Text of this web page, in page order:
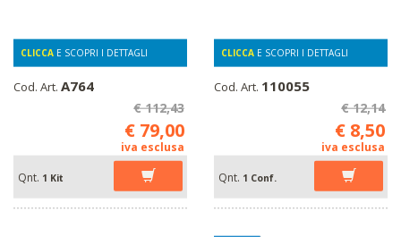
CLICCA E SCOPRI I DETTAGLI
Cod. Art. A764
€ 112,43
€ 79,00
iva esclusa
Qnt. 1 Kit
CLICCA E SCOPRI I DETTAGLI
Cod. Art. 110055
€ 12,14
€ 8,50
iva esclusa
Qnt. 1 Conf.